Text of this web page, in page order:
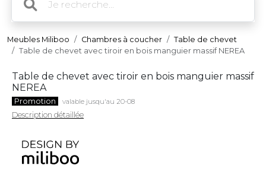
Meubles Miliboo Chambres à coucher
Table de chevet
Table de chevet avec tiroir en bois manguier massif NEREA
Table de chevet avec tiroir en bois manguier massif
NEREA
Promotion valable jusqu'au 20-08
Description détaillée